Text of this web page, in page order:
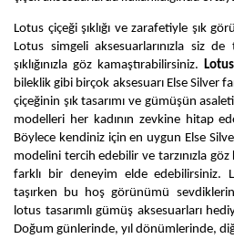
Lotus çiçeği şıklığı ve zarafetiyle şık
Lotus simgeli aksesuarlarınızla siz
şıklığınızla göz kamaştırabilirsiniz.
bileklik gibi birçok aksesuarı Else Silver
çiçeğinin şık tasarımı ve gümüşün
modelleri her kadının zevkine hitap
Böylece kendiniz için en uygun Else
modelini tercih edebilir ve tarzınızla
farklı bir deneyim elde edebilirsiniz.
taşırken bu hoş görünümü
lotus tasarımlı gümüş aksesuarları
Doğum günlerinde, yıl dönümlerinde,